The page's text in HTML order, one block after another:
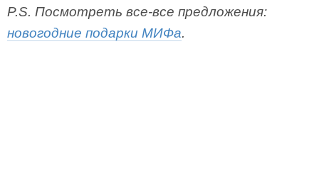
P.S. Посмотреть все-все предложения:
новогодние подарки МИФа.